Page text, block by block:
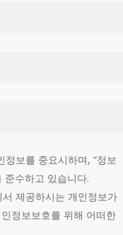
정보를 중요시하며, “정보
준수하고 있습니다.
제공하시는 개인정보가
정보보호를 위해 어떠한